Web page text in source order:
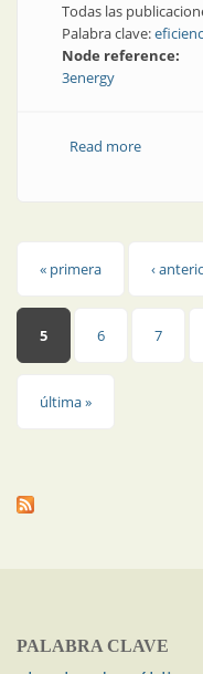
Todas las
Palabra clave:
Node reference:
3energy
Read moreabout
Páginas
« primera ‹
5 6 7
última »
PALABRA CLAVE